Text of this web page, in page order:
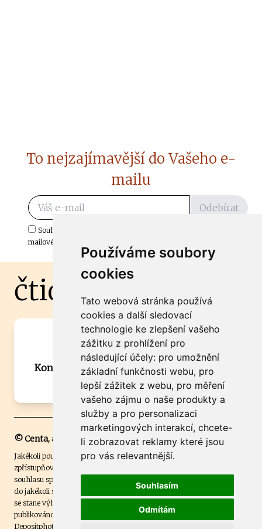
Používáme soubory
cookies
Tato webová stránka používá
cookies a další sledovací
technologie ke zlepšení vašeho
zážitku z prohlížení pro
následující účely: pro umožnění
základní funkčnosti webu, pro
lepší zážitek z webu, pro měření
vašeho zájmu o naše produkty a
služby a pro personalizaci
marketingových interakcí, chcete-
li zobrazovat reklamy které jsou
pro vás relevantnější.
Souhlasím
Odmítám
To nejzajímavější do Vašeho e-
mailu
Odebírat
Souhlasím s odběrem důležitých zpráv ze ČtiDoma.cz do mé e-
mailové schránky.
čtidoma.cz
Máte zajímavou informaci? Chcete
spolupracovat?
Kontaktujte šéfredaktora Martina Chalupu:
chalupa@ctidoma.cz
© Centa, a.s.
Jakékoli použití obsahu včetně převzetí, šíření či dalšího užití a
zpřístupňování textových či obrazových materiálů bez písemného
souhlasu společnosti Centa,a.s. je zakázáno. Čtenář svým přihlášením
do jakékoli soutěže na našem webu dává souhlas s tím, že v případě, že
se stane výhercem této soutěže, může být jeho jméno na webu
publikováno. Centa, a.s. využívala licenci ČTK a využívá fotografie z
Depositphotos